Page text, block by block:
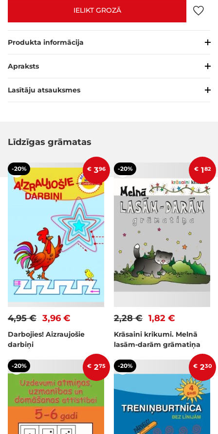
IELIKT GROZĀ
Produkta informācija
Apraksts
Lasītāju atsauksmes
Līdzīgas grāmatas
-20% € 396
3,96 €
4,95 €
Darbojies! Aizraujošie
darbiņi
-20% € 182
1,82 €
2,28 €
Krāsaini krikumi. Melnā
lasām-darām grāmatiņa
-20% € 275 -20% € 230